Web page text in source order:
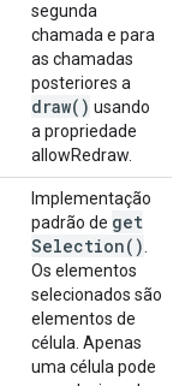
segunda
chamada e para
as chamadas
posteriores a
draw( ) usando
a propriedade
allowRedraw.
Implementação
padrão de get
Selection( )
Os elementos
selecionados são
elementos de
célula. Apenas
uma célula pode